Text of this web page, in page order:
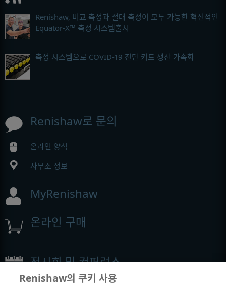
Renishaw, 비교 측정과 절대 측정이 모두 가능한 혁신적인
Equator-X™ 측정 시스템출시
측정 시스템으로 COVID-19 진단 키트 생산 가속화
Renishaw로 문의
온라인 양식
사무소 정보
MyRenishaw
온라인 구매
전시회 및 컨퍼런스
Renishaw의 쿠키 사용